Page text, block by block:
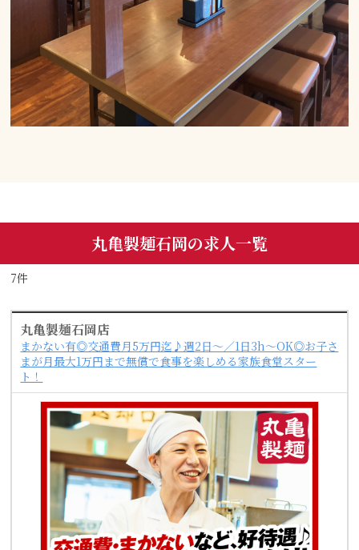
丸亀製麺石岡の求人一覧
7件
丸亀製麺石岡店
まかない有◎交通費月5万円迄♪週2日～／1日3h～OK◎お子さ
まが月最大1万円まで無償で食事を楽しめる家族食堂スター
ト！